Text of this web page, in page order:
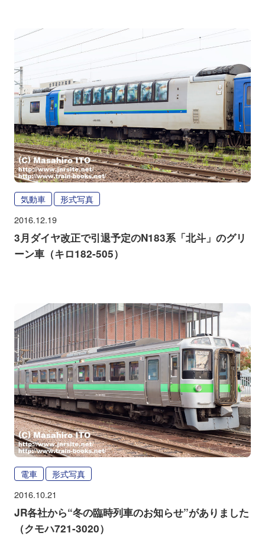
気動車 形式写真
2016.12.19
3月ダイヤ改正で引退予定のN183系「北斗」のグリ
ーン車（キロ182-505）
電車 形式写真
2016.10.21
JR各社から“冬の臨時列車のお知らせ”がありました
（クモハ721-3020）